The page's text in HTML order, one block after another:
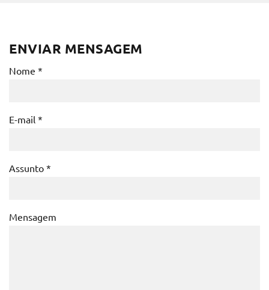
ENVIAR MENSAGEM
Nome *
E-mail *
Assunto *
Mensagem